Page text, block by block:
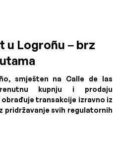
u Logroñu – brz
smješten na Calle de las
kupnju i prodaju
transakcije izravno iz
pridržavanje svih regulatornih